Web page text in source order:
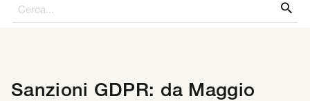

Sanzioni GDPR: da Maggio